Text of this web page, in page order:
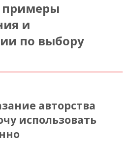
примеры
и
по выбору
авторства
использовать